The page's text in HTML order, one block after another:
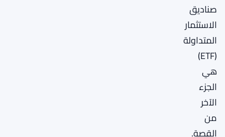
صناديق
الاستثمار
المتداولة
(ETF)
هي
الجزء
الآخر
من
القصة.